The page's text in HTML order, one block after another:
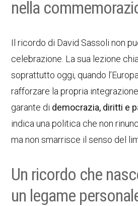
nella
Il ricordo di David Sassoli non
celebrazione. La sua lezione
soprattutto oggi, quando
rafforzare la propria
garante di democrazia, diritti e
indica una politica che non
ma non smarrisce il senso del
Un ricordo che
un legame